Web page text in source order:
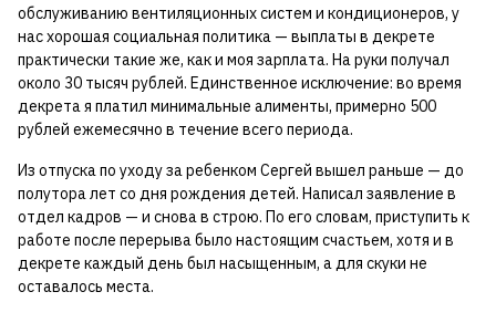
обслуживанию вентиляционных систем и кондиционеров, у
нас хорошая социальная политика — выплаты в декрете
практически такие же, как и моя зарплата. На руки получал
около 30 тысяч рублей. Единственное исключение: во время
декрета я платил минимальные алименты, примерно 500
рублей ежемесячно в течение всего периода.
Из отпуска по уходу за ребенком Сергей вышел раньше — до
полутора лет со дня рождения детей. Написал заявление в
отдел кадров — и снова в строю. По его словам, приступить к
работе после перерыва было настоящим счастьем, хотя и в
декрете каждый день был насыщенным, а для скуки не
оставалось места.